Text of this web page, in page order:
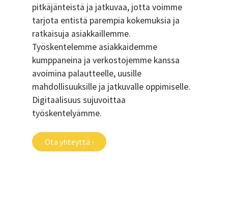
pitkäjänteistä ja jatkuvaa, jotta voimme
tarjota entistä parempia kokemuksia ja
ratkaisuja asiakkaillemme.
Työskentelemme asiakkaidemme
kumppaneina ja verkostojemme kanssa
avoimina palautteelle, uusille
mahdollisuuksille ja jatkuvalle oppimiselle.
Digitaalisuus sujuvoittaa
työskentelyämme.
Ota yhteyttä ›